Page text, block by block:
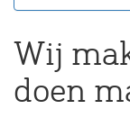
Wij
doen